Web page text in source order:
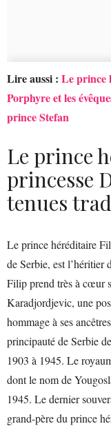
Lire aussi : Le prince
Porphyre et les
prince Stefan
Le prince
princesse
tenues
Le prince héréditaire
de Serbie, est l’héritier
Filip prend très à cœur
Karadjordjevic, une
hommage à ses
principauté de Serbie
1903 à 1945. Le
dont le nom de
1945. Le dernier
grand-père du prince